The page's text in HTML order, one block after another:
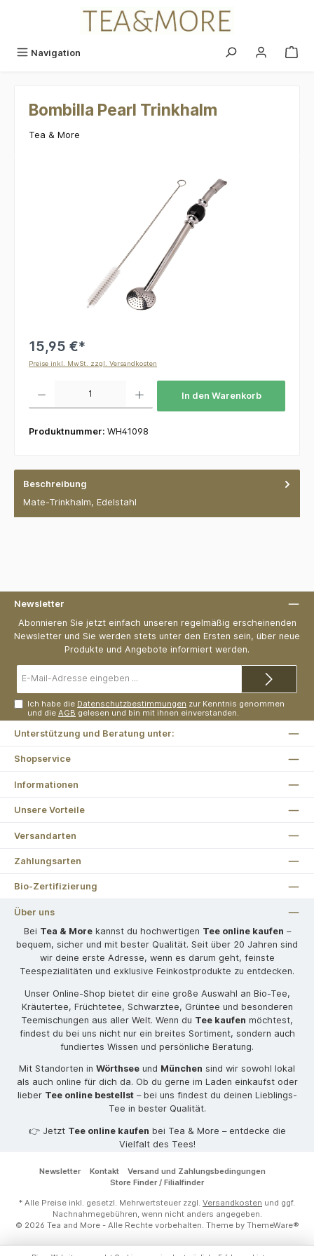
Navigation
Bombilla Pearl Trinkhalm
Tea & More
15,95 €*
Preise inkl. MwSt. zzgl. Versandkosten
In den Warenkorb
Produktnummer: WH41098
Beschreibung
Mate-Trinkhalm, Edelstahl
Newsletter
Abonnieren Sie jetzt einfach unseren regelmäßig erscheinenden
Newsletter und Sie werden stets unter den Ersten sein, über neue
Produkte und Angebote informiert werden.
Mail-
Ich habe die Datenschutzbestimmungen zur Kenntnis genommen
und dieAGB gelesen und bin mit ihnen einverstanden.
Unterstützung und Beratung unter:
Shopservice
Informationen
Unsere Vorteile
Versandarten
Zahlungsarten
Bio-Zertifizierung
Über uns
Bei Tea & Morekannst du hochwertigen Tee online kaufen –
bequem, sicher und mit bester Qualität. Seit über 20 Jahren sind
wir deine erste Adresse, wenn es darum geht, feinste
Teespezialitäten und exklusive Feinkostprodukte zu entdecken.
Unser Online-Shop bietet dir eine große Auswahl an Bio-Tee,
Kräutertee, Früchtetee, Schwarztee, Grüntee und besonderen
Teemischungen aus aller Welt. Wenn du Tee kaufen möchtest,
findest du bei uns nicht nur ein breites Sortiment, sondern auch
fundiertes Wissen und persönliche Beratung.
Mit Standorten in Wörthsee und München sind wir sowohl lokal
als auch online für dich da. Ob du gerne im Laden einkaufst oder
lieber Tee online bestellst– bei uns findest du deinen Lieblings-
Tee in bester Qualität.
👉 Jetzt Tee online kaufen bei Tea & More – entdecke die
Vielfalt des Tees!
Newsletter Kontakt
Versand und Zahlungsbedingungen
Store Finder / Filialfinder
* Alle Preise inkl. gesetzl. Mehrwertsteuer zzgl. Versandkosten und ggf.
Nachnahmegebühren, wenn nicht anders angegeben.
© 2026 Tea and More - Alle Rechte vorbehalten. Theme by ThemeWare®